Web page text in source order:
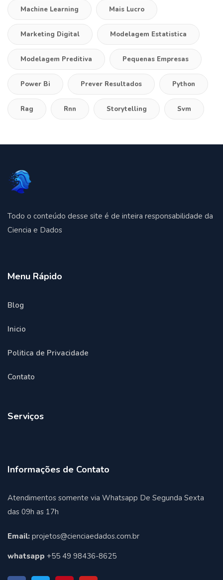
Machine Learning Mais Lucro
Marketing Digital Modelagem Estatistica
Modelagem Preditiva Pequenas Empresas
Power Bi Prever Resultados Python
Rag Rnn Storytelling Svm
Todo o conteúdo desse site é de inteira responsabilidade da
Ciencia e Dados
Menu Rápido
Blog
Inicio
Politica de Privacidade
Contato
Serviços
Informações de Contato
Atendimentos somente via Whatsapp De Segunda Sexta
das 09h as 17h
Email: projetos@cienciaedados.com.br
whatsapp +55 49 98436-8625